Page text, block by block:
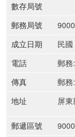
數存局號
郵務局號
成立日期
民
電話
郵
傳真
郵
地址
屏
郵遞區號